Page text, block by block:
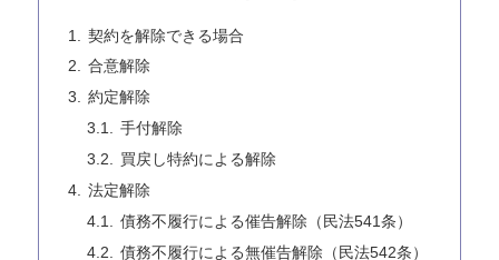
契約を解除できる場合
合意解除
約定解除
手付解除
買戻し特約による解除
法定解除
債務不履行による催告解除（民法541条）
債務不履行による無催告解除（民法542条）